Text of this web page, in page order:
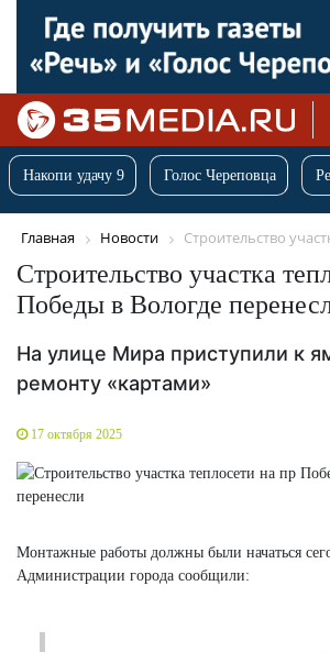
Накопи удачу 9 Голос Череповца
Главная Новости Строительство
Строительство участка
Победы в Вологде
На улице Мира приступили к
ремонту «картами»
17 октября 2025
Монтажные работы должны были начаться
Администрации города сообщили: